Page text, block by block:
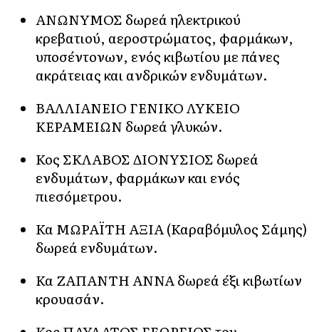
ΑΝΩΝΥΜΟΣ δωρεά ηλεκτρικού
κρεβατιού, αεροστρώματος, φαρμάκων,
υποσέντονων, ενός κιβωτίου με πάνες
ακράτειας και ανδρικών ενδυμάτων.
ΒΑΛΛΙΑΝΕΙΟ ΓΕΝΙΚΟ ΛΥΚΕΙΟ
ΚΕΡΑΜΕΙΩΝ δωρεά γλυκών.
Κος ΣΚΛΑΒΟΣ ΔΙΟΝΥΣΙΟΣ δωρεά
ενδυμάτων, φαρμάκων και ενός
πιεσόμετρου.
Κα ΜΩΡΑΪΤΗ ΑΞΙΑ (Καραβόμυλος Σάμης)
δωρεά ενδυμάτων.
Κα ΖΑΠΑΝΤΗ ΑΝΝΑ δωρεά έξι κιβωτίων
κρουασάν.